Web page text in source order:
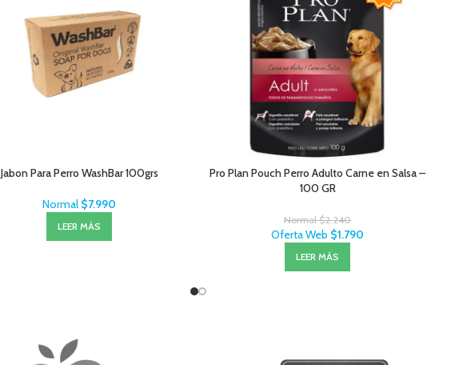
Jabon Para Perro WashBar 100grs
Normal $7.990
LEER MÁS
Pro Plan Pouch Perro Adulto Carne en Salsa –
100 GR
Normal$2.240
Oferta Web $1.790
LEER MÁS